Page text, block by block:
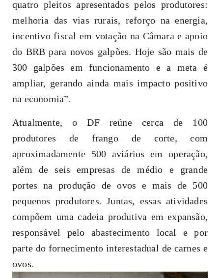
quatro pleitos apresentados pelos produtores:
melhoria das vias rurais, reforço na energia,
incentivo fiscal em votação na Câmara e apoio
do BRB para novos galpões. Hoje são mais de
300 galpões em funcionamento e a meta é
ampliar, gerando ainda mais impacto positivo
na economia”.
Atualmente, o DF reúne cerca de 100
produtores de frango de corte, com
aproximadamente 500 aviários em operação,
além de seis empresas de médio e grande
portes na produção de ovos e mais de 500
pequenos produtores. Juntas, essas atividades
compõem uma cadeia produtiva em expansão,
responsável pelo abastecimento local e por
parte do fornecimento interestadual de carnes e
ovos.